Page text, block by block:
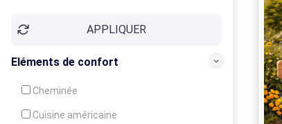
APPLIQUER
Eléments de confort
Cheminée
Cuisine américaine